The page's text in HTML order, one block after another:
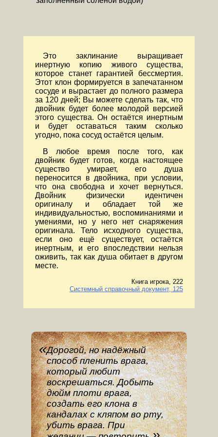
Это заклинание выращивает
инертную копию живого существа,
которое станет гарантией бессмертия.
Этот клон формируется в запечатанном
сосуде и вырастает до полного размера
за 120 дней; Вы можете сделать так, что
двойник будет более молодой версией
этого существа. Он остаётся инертным
и будет оставаться таким сколько
угодно, пока сосуд остаётся целым.
В любое время после того, как
двойник будет готов, когда настоящее
существо умирает, его душа
переносится в двойника, при условии,
что она свободна и хочет вернуться.
Двойник физически идентичен
оригиналу и обладает той же
индивидуальностью, воспоминаниями и
умениями, но у него нет снаряжения
оригинала. Тело исходного существа,
если оно ещё существует, остаётся
инертным, и его впоследствии нельзя
оживить, так как душа обитает в другом
месте.
Книга игрока, 222
Системный справочный документ, 125
Дорогой, но надёжный
способ пленить врага,
который любит
воскрешаться. Добыть
дюйм плоти врага,
создать его клона в
кандалах с кляпом во рту,
убить врага. При